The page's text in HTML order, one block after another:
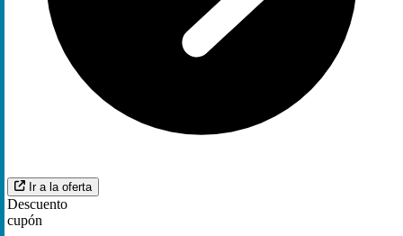
Ir a la oferta
Descuento
cupón